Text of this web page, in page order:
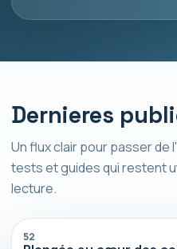
Dernieres
Un flux clair pour passer de
tests et guides qui restent
lecture.
52